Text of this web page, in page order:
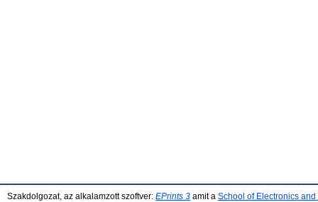
Szakdolgozat, az alkalamzott szoftver: EPrints 3 amit a School of Electronics